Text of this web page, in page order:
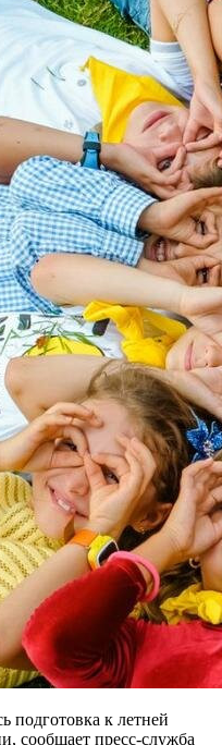
подготовка к летней
сообщает пресс-служба